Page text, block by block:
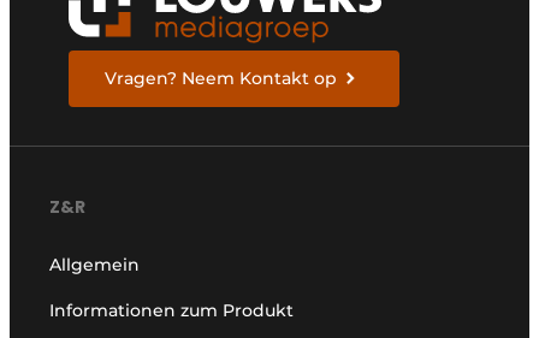
Vragen? Neem Kontakt op
Z&R
Allgemein
Informationen zum Produkt